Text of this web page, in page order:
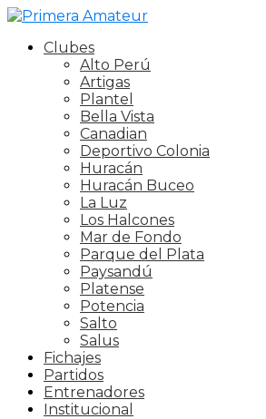
Clubes
Alto Perú
Artigas
Plantel
Bella Vista
Canadian
Deportivo Colonia
Huracán
Huracán Buceo
La Luz
Los Halcones
Mar de Fondo
Parque del Plata
Paysandú
Platense
Potencia
Salto
Salus
Fichajes
Partidos
Entrenadores
Institucional